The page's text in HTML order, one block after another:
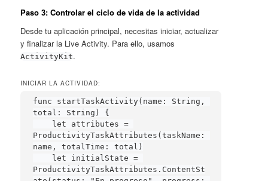
Paso 3: Controlar el ciclo de vida de la actividad
Desde tu aplicación principal, necesitas iniciar, actualizar
y finalizar la Live Activity. Para ello, usamos
ActivityKit.
INICIAR LA ACTIVIDAD:
func startTaskActivity(name: String,
total: String) {
ProductivityTaskAttributes(taskName:
name, totalTime: total)
ProductivityTaskAttributes.ContentSt